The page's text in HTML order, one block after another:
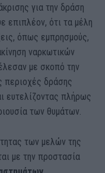
για την δράση
επιπλέον, ότι τα μέλη
όπως εμπρησμούς,
ναρκωτικών
με σκοπό την
περιοχές δράσης
ευτελίζοντας πλήρως
των θυμάτων.
των μελών της
με την προστασία